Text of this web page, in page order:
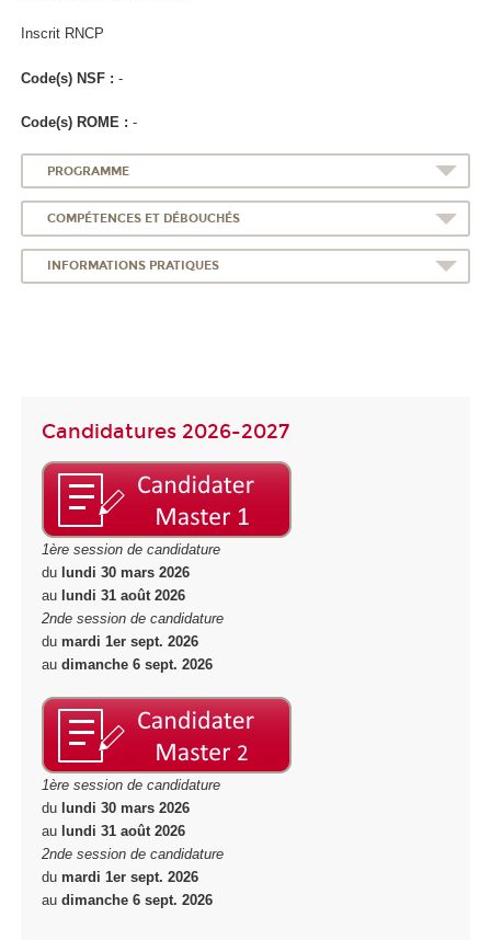
Inscrit RNCP
Code(s) NSF : -
Code(s) ROME : -
PROGRAMME
COMPÉTENCES ET DÉBOUCHÉS
INFORMATIONS PRATIQUES
Candidatures 2026-2027
1ère session de candidature
du lundi 30 mars 2026
au lundi 31 août 2026
2nde session de candidature
du mardi 1er sept. 2026
au dimanche 6 sept. 2026
1ère session de candidature
du lundi 30 mars 2026
au lundi 31 août 2026
2nde session de candidature
du mardi 1er sept. 2026
au dimanche 6 sept. 2026